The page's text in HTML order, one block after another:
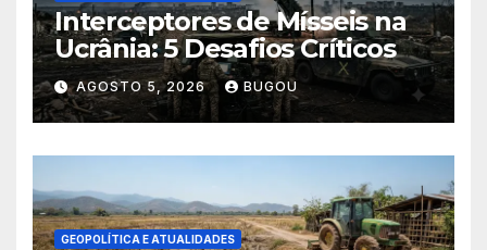
Interceptores de Mísseis na
Ucrânia: 5 Desafios Críticos
AGOSTO 5, 2026 BUGOU
GEOPOLÍTICA E ATUALIDADES